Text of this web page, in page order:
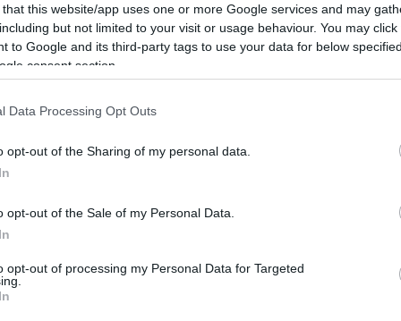
that this website/app uses one or more Google services and may
but not limited to your visit or usage behaviour. You may
to Google and its third-party tags to use your data for below
consent section.
Data Processing Opt Outs
opt-out of the Sharing of my personal data.
opt-out of the Sale of my Personal Data.
opt-out of processing my Personal Data for Targeted
του πληθυσμού, με δεδομένη τη ραγδαία
οι αριθμοί: το 1961 μόλις το 8,3% του
νεότερο των 14 ετών. Το 2020 η σύνθεση του
65 ετών, και μόλις το 14,2% κάτω των δεκατεσσάρων.
με σχετικά πρόσφατα στοιχεία της Ελληνικής
του πληθυσμού ηλικίας άνω των 65 ετών προς
Ένα στοιχείο πολύ αποθαρρυντικό», δήλωσε.
σημείωσε ότι σύμφωνα με όλες τις έρευνες
πληθυσμού είναι αναπόφευκτη. «Όπως καταγράφηκε
ο πληθυσμός της χώρας μας, από τα 10,7 περίπου
δέκα. Και αυτό είναι το αισιόδοξο σενάριο. Το
8,3 εκατομμύρια περίπου» πρόσθεσε.